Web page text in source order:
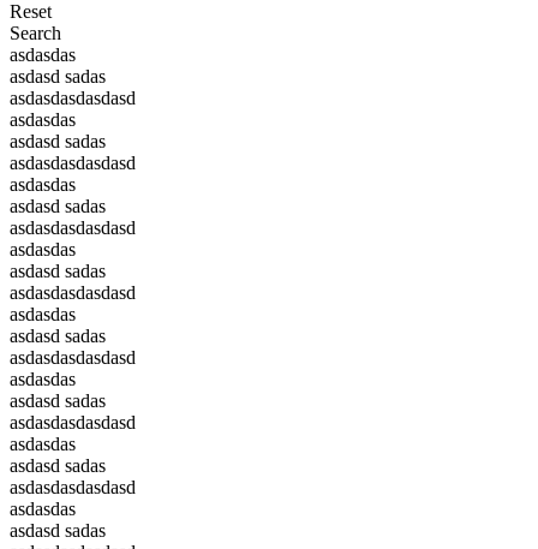
Reset
Search
asdasdas
asdasd sadas
asdasdasdasdasd
asdasdas
asdasd sadas
asdasdasdasdasd
asdasdas
asdasd sadas
asdasdasdasdasd
asdasdas
asdasd sadas
asdasdasdasdasd
asdasdas
asdasd sadas
asdasdasdasdasd
asdasdas
asdasd sadas
asdasdasdasdasd
asdasdas
asdasd sadas
asdasdasdasdasd
asdasdas
asdasd sadas